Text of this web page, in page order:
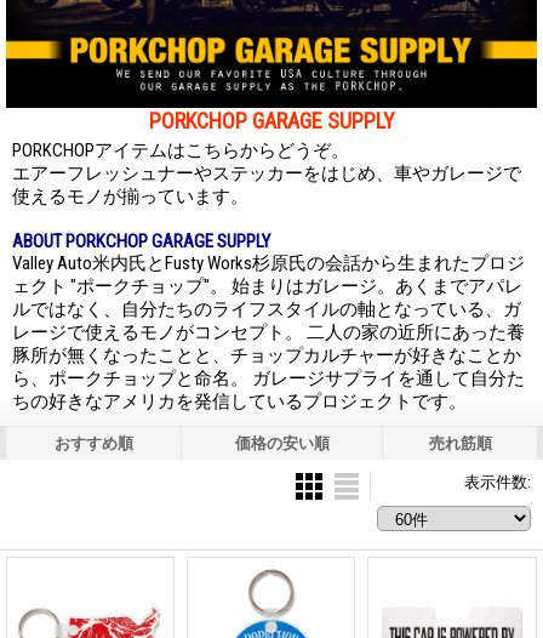
PORKCHOP GARAGE SUPPLY
PORKCHOPアイテムはこちらからどうぞ。
エアーフレッシュナーやステッカーをはじめ、車やガレージで
使えるモノが揃っています。
ABOUT PORKCHOP GARAGE SUPPLY
Valley Auto米内氏とFusty Works杉原氏の会話から生まれたプロジ
ェクト "ポークチョップ"。 始まりはガレージ。あくまでアパレ
ルではなく、自分たちのライフスタイルの軸となっている、ガ
レージで使えるモノがコンセプト。 二人の家の近所にあった養
豚所が無くなったことと、チョップカルチャーが好きなことか
ら、ポークチョップと命名。 ガレージサプライを通して自分た
ちの好きなアメリカを発信しているプロジェクトです。
おすすめ順 価格の安い順 売れ筋順
表示件数: